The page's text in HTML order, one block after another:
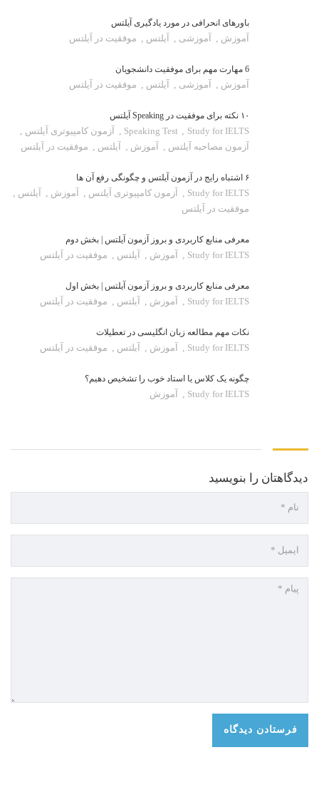
باورهای انحرافی در مورد یادگیری آیلتس
آموزش آموزشی آیلتس موفقیت در آیلتس
6 مهارت مهم برای موفقیت دانشجویان
آموزش آموزشی آیلتس موفقیت در آیلتس
۱۰ نکته برای موفقیت در Speaking آیلتس
Speaking Test Study for IELTS آزمون کامپیوتری آیلتس
آزمون مصاحبه آیلتس
آموزش آیلتس موفقیت در آیلتس
۶ اشتباه رایج در آزمون آیلتس و چگونگی رفع آن ها
Study for IELTS آزمون کامپیوتری آیلتس آموزش آیلتس
موفقیت در آیلتس
معرفی منابع کاربردی و بروز آزمون آیلتس | بخش دوم
Study for IELTS آموزش آیلتس موفقیت در آیلتس
معرفی منابع کاربردی و بروز آزمون آیلتس | بخش اول
Study for IELTS آموزش آیلتس موفقیت در آیلتس
نکات مهم مطالعه زبان انگلیسی در تعطیلات
Study for IELTS آموزش آیلتس موفقیت در آیلتس
چگونه یک کلاس یا استاد خوب را تشخیص دهیم؟
Study for IELTS آموزش
دیدگاهتان را بنویسید